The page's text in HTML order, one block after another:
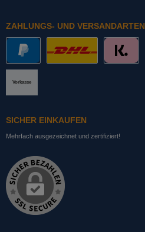
ZAHLUNGS- UND VERSANDARTEN
Vorkasse
SICHER EINKAUFEN
Mehrfach ausgezeichnet und zertifiziert!